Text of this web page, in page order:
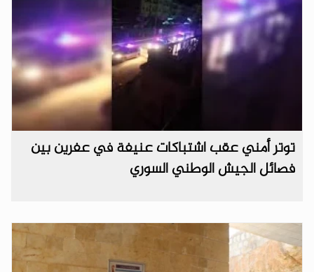
توتر أمني عقب اشتباكات عنيفة في عفرين بين
فصائل الجيش الوطني السوري